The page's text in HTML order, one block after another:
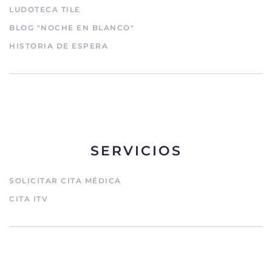
LUDOTECA TILE
BLOG "NOCHE EN BLANCO"
HISTORIA DE ESPERA
SERVICIOS
SOLICITAR CITA MÉDICA
CITA ITV